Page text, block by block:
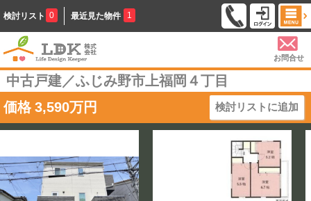
検討リスト 0 最近見た物件 1
お問合せ
中古戸建／ふじみ野市上福岡４丁目
価格 3,590万円 検討リストに追加